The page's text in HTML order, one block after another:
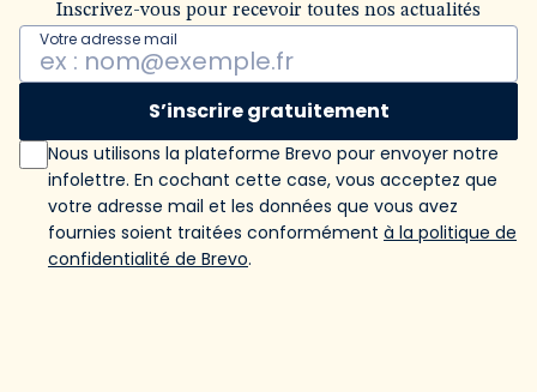
Inscrivez-vous pour recevoir toutes nos actualités
Votre adresse mail
S’inscrire gratuitement
Nous utilisons la plateforme Brevo pour envoyer notre
infolettre. En cochant cette case, vous acceptez que
votre adresse mail et les données que vous avez
fournies soient traitées conformément à la politique de
confidentialité de Brevo.